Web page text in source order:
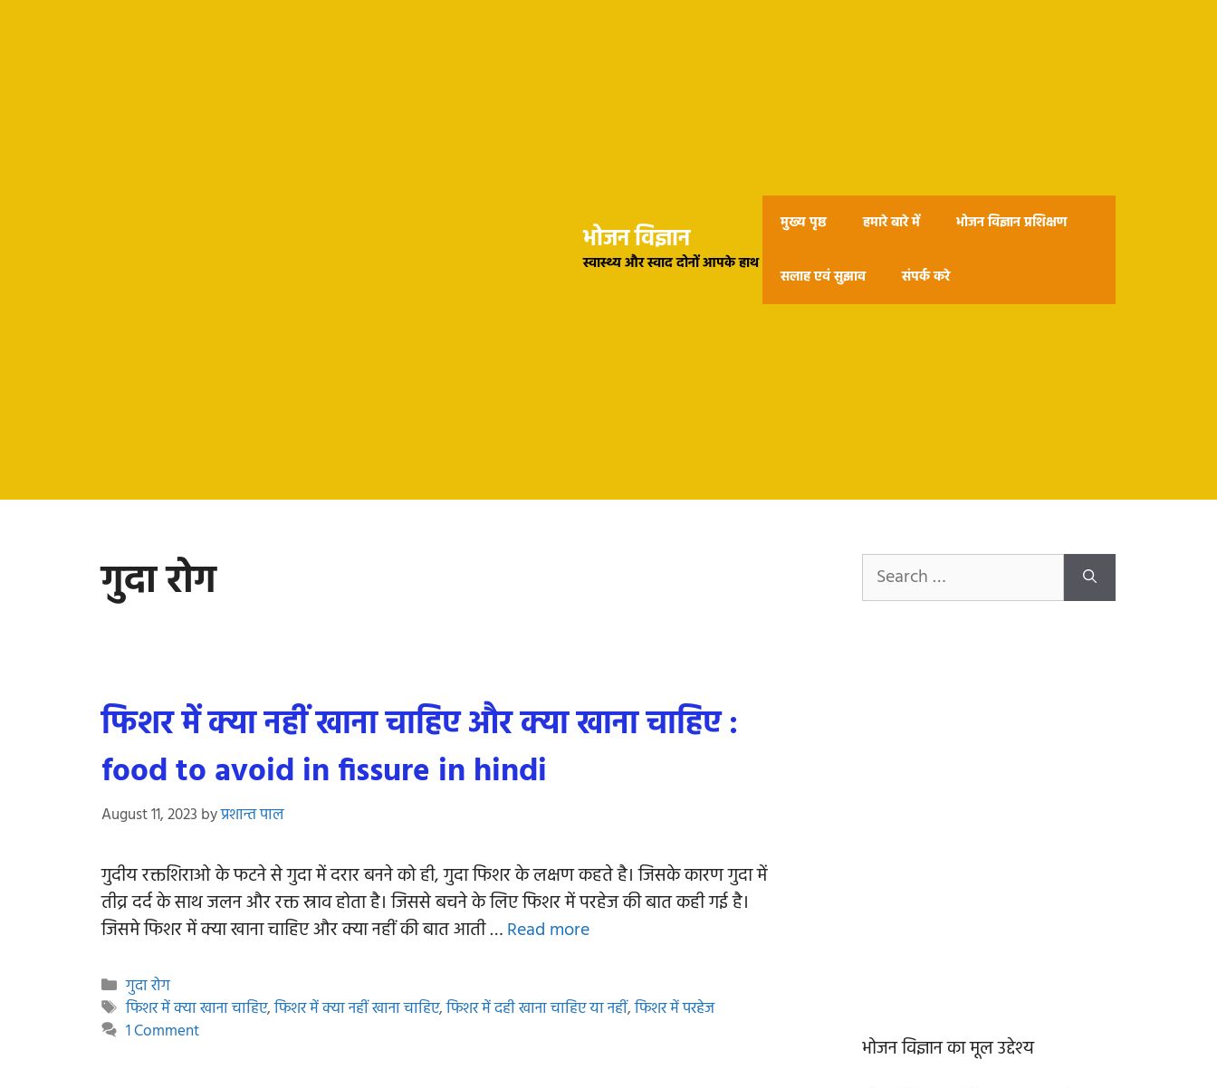
भोजन विज्ञान
स्वास्थ्य और स्वाद दोनों आपके हाथ
मुख्य पृष्ठ हमारे बारे में भोजन विज्ञान प्रशिक्षण
सलाह एवं सुझाव संपर्क करे
गुदा रोग
फिशर में क्या नहीं खाना चाहिए और क्या खाना चाहिए :
food to avoid in fissure in hindi
August 11, 2023 byप्रशान्त पाल
गुदीय रक्तशिराओ के फटने से गुदा में दरार बनने को ही, गुदा फिशर के लक्षण कहते है। जिसके कारण गुदा में
तीव्र दर्द के साथ जलन और रक्त स्राव होता है। जिससे बचने के लिए फिशर में परहेज की बात कही गई है।
जिसमे फिशर में क्या खाना चाहिए और क्या नहीं की बात आती …Read more
Categories
गुदा रोग
Tags
फिशर में क्या खाना चाहिए,फिशर में क्या नहीं खाना चाहिए,फिशर में दही खाना चाहिए या नहीं,फिशर में परहेज
1 Comment
Search
for:
भोजन विज्ञान का मूल उद्देश्य